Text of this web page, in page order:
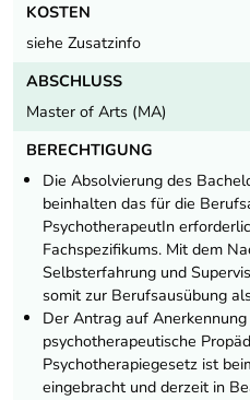
KOSTEN
siehe Zusatzinfo
ABSCHLUSS
Master of Arts (MA)
BERECHTIGUNG
Die Absolvierung des
beinhalten das für die
PsychotherapeutIn
Fachspezifikums. Mit dem
Selbsterfahrung und
somit zur Berufsausübung
Der Antrag auf
psychotherapeutische
Psychotherapiegesetz ist
eingebracht und derzeit in